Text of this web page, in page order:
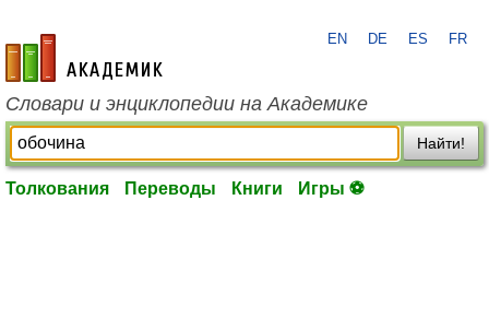
academic.ru
EN DE ES FR
Словари и энциклопедии на Академике
Найти!
Толкования Переводы Книги Игры ⚽